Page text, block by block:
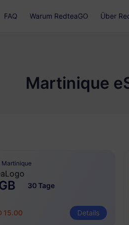
FAQ Warum RedteaGO Über
Martinique
Martinique
30 Tage
15.00 Details